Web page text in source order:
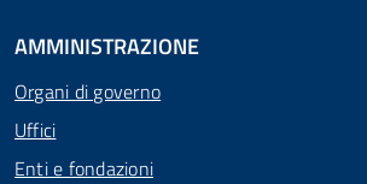
AMMINISTRAZIONE
Organi di governo
Uffici
Enti e fondazioni